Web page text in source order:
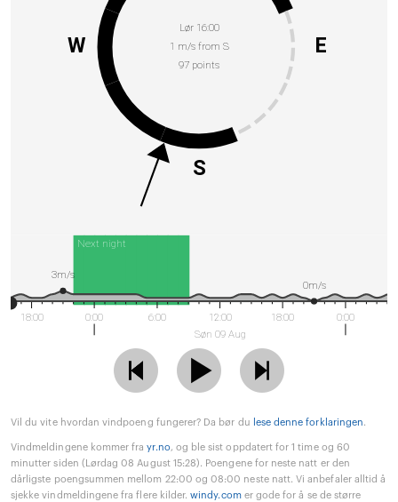
Lør 16:00
1 m/s from S
97 points
E
S
W
Next night
18:00 0:00 6:00
12:00
Søn 09 Aug
18:00 0:00
3m/s
0m/s
Vil du vite hvordan vindpoeng fungerer? Da bør du lese denne forklaringen.
Vindmeldingene kommer frayr.no, og ble sist oppdatert for 1 time og 60
minutter siden (Lørdag 08 August 15:28). Poengene for neste natt er den
dårligste poengsummen mellom 22:00 og 08:00 neste natt. Vi anbefaler alltid å
sjekke vindmeldingene fra flere kilder.windy.comer gode for å se de større